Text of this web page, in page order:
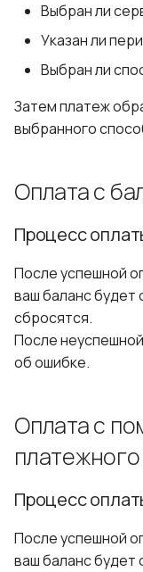
Выбран ли
Указан ли
Выбран ли
Затем платеж
выбранного
Оплата с
Процесс
После успешной
ваш баланс
сбросятся.
После
об ошибке.
Оплата с
Процесс
После успешной
ваш баланс